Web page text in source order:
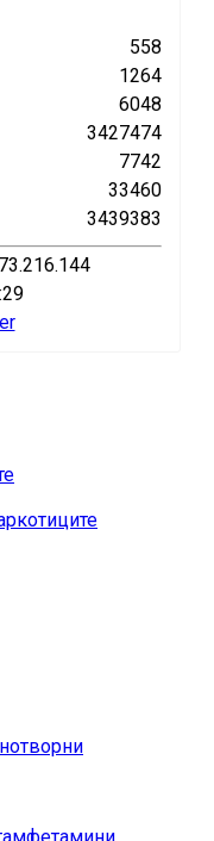
558
1264
6048
3427474
7742
33460
3439383